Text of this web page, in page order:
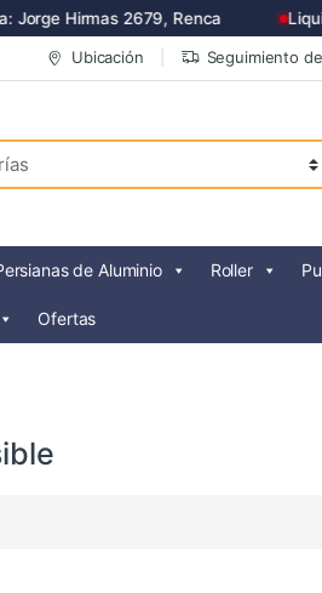
Hirmas 2679, Renca
Ubicación Seguimiento
de Aluminio Roller
Ofertas